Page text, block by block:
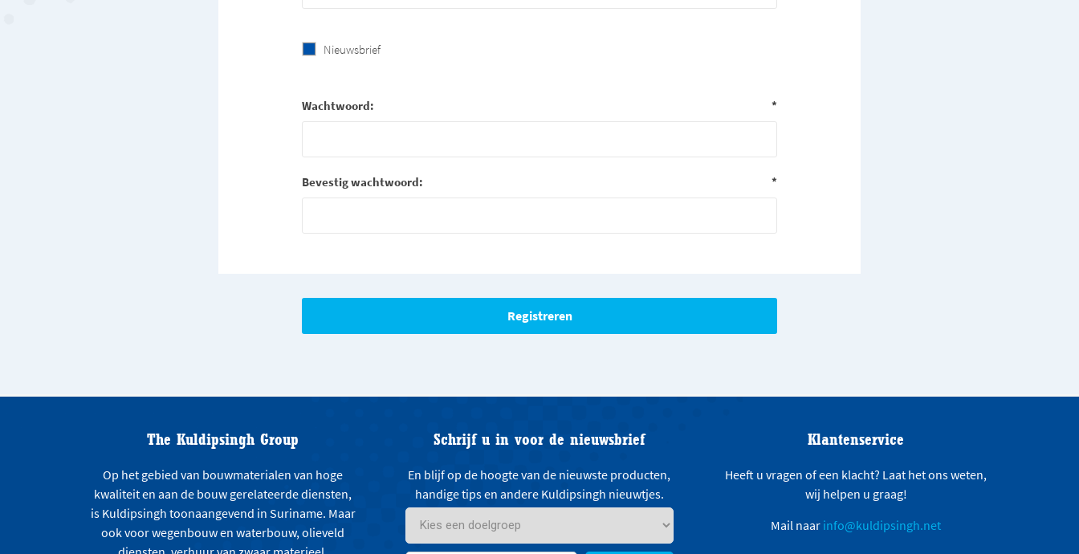
Nieuwsbrief
Wachtwoord: *
Bevestig wachtwoord: *
The Kuldipsingh Group
Op het gebied van bouwmaterialen van hoge
kwaliteit en aan de bouw gerelateerde diensten,
is Kuldipsingh toonaangevend in Suriname. Maar
ook voor wegenbouw en waterbouw, olieveld
Schrijf u in voor de nieuwsbrief
En blijf op de hoogte van de nieuwste producten,
handige tips en andere Kuldipsingh nieuwtjes.
Klantenservice
Heeft u vragen of een klacht? Laat het ons weten,
wij helpen u graag!
Mail naar info@kuldipsingh.net